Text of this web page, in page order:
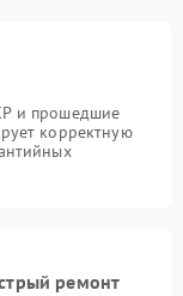
и прошедшие
корректную
ремонт